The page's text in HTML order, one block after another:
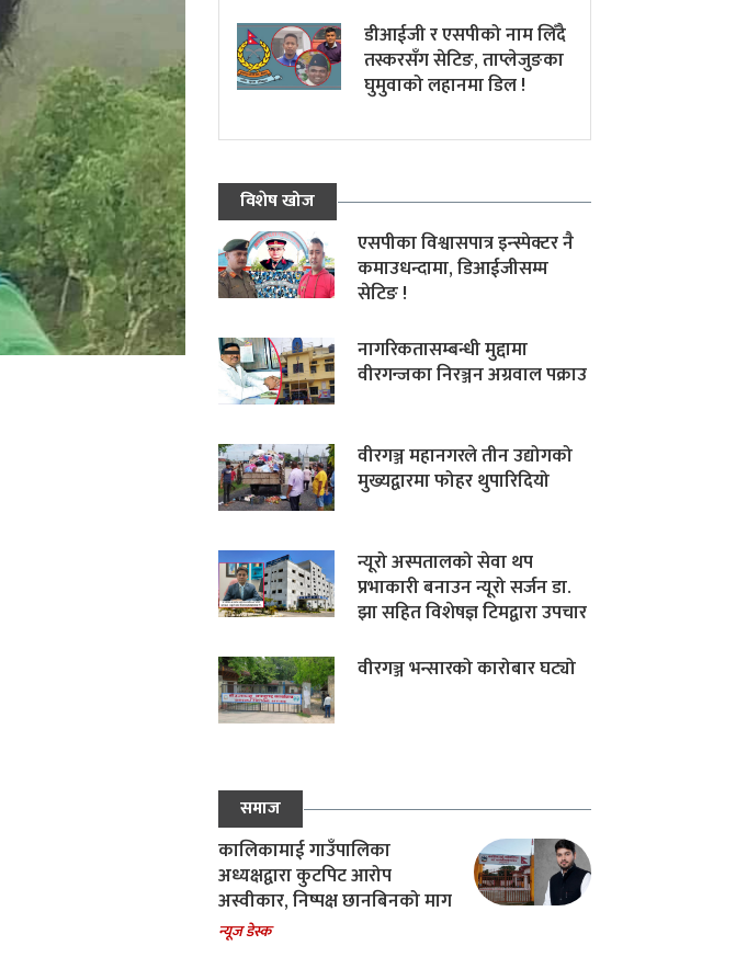
डीआईजी र एसपीको नाम लिँदै
तस्करसँग सेटिङ, ताप्लेजुङका
घुमुवाको लहानमा डिल !
विशेष खोज
एसपीका विश्वासपात्र इन्स्पेक्टर नै
कमाउधन्दामा, डिआईजीसम्म
सेटिङ !
नागरिकतासम्बन्धी मुद्दामा
वीरगन्जका निरञ्जन अग्रवाल पक्राउ
वीरगञ्ज महानगरले तीन उद्योगको
मुख्यद्वारमा फोहर थुपारिदियो
न्यूरो अस्पतालको सेवा थप
प्रभाकारी बनाउन न्यूरो सर्जन डा.
झा सहित विशेषज्ञ टिमद्वारा उपचार
वीरगञ्ज भन्सारको कारोबार घट्यो
समाज
कालिकामाई गाउँपालिका
अध्यक्षद्वारा कुटपिट आरोप
अस्वीकार, निष्पक्ष छानबिनको माग
न्यूज डेस्क